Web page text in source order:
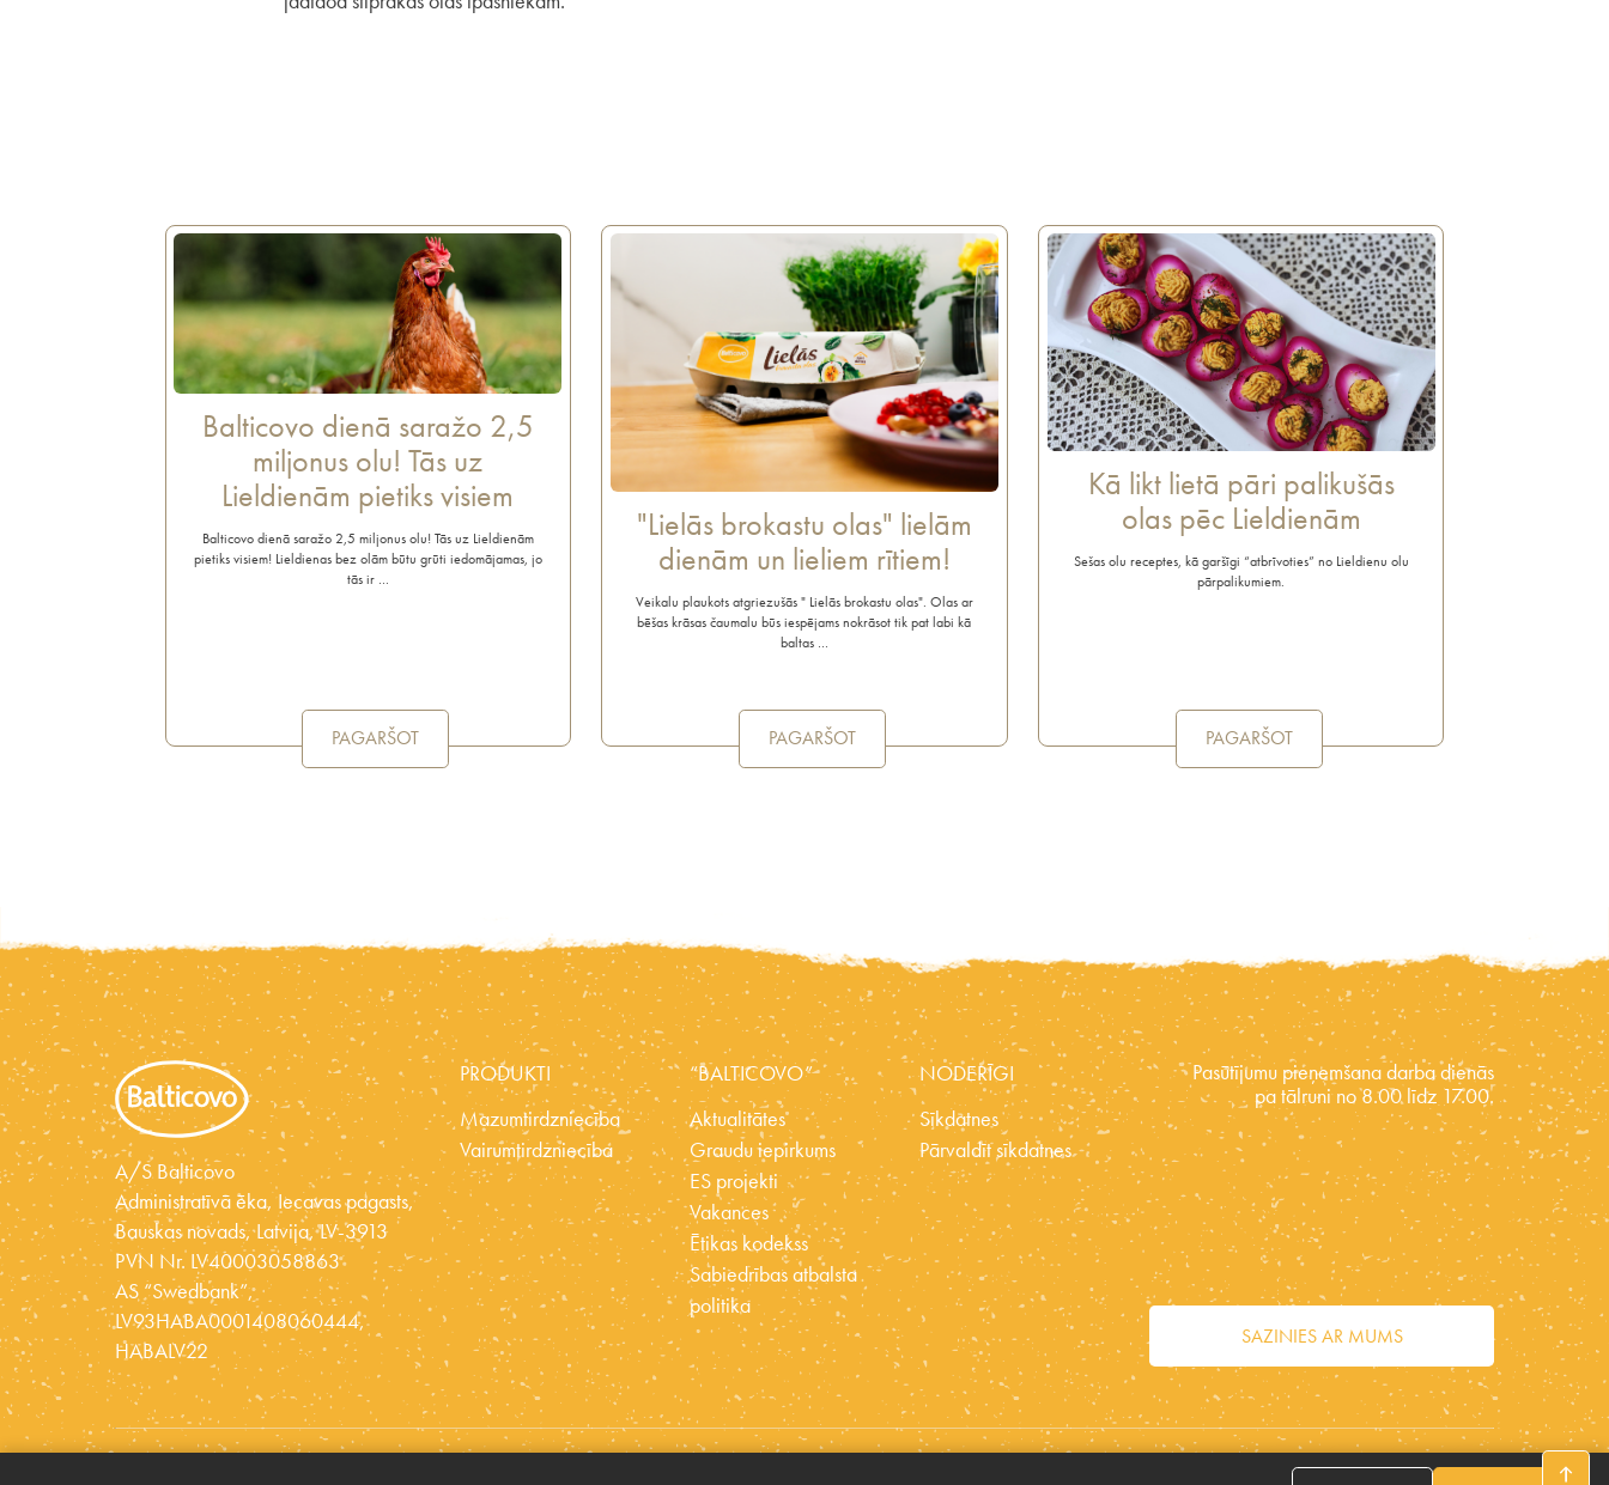
Balticovo dienā saražo 2,5
miljonus olu! Tās uz
Lieldienām pietiks visiem
Balticovo dienā saražo 2,5 miljonus olu! Tās uz Lieldienām
pietiks visiem! Lieldienas bez olām būtu grūti iedomājamas, jo
tās ir …
PAGARŠOT
"Lielās brokastu olas" lielām
dienām un lieliem rītiem!
Veikalu plaukots atgriezušās " Lielās brokastu olas". Olas ar
bēšas krāsas čaumalu būs iespējams nokrāsot tik pat labi kā
baltas …
PAGARŠOT
Kā likt lietā pāri palikušās
olas pēc Lieldienām
Sešas olu receptes, kā garšīgi “atbrīvoties” no Lieldienu olu
pārpalikumiem.
PAGARŠOT
A/S Balticovo
Administratīvā ēka, Iecavas pagasts,
Bauskas novads, Latvija, LV-3913
PVN Nr. LV40003058863
AS “Swedbank”,
LV93HABA0001408060444,
HABALV22
PRODUKTI
Mazumtirdzniecība
Vairumtirdzniecība
“BALTICOVO”
Aktualitātes
Graudu iepirkums
ES projekti
Vakances
Ētikas kodekss
Sabiedrības atbalsta
politika
NODERĪGI
Sīkdatnes
Pārvaldīt sīkdatnes
Pasūtījumu pieņemšana darba dienās
pa tālruni no 8.00 līdz 17.00.
SAZINIES AR MUMS